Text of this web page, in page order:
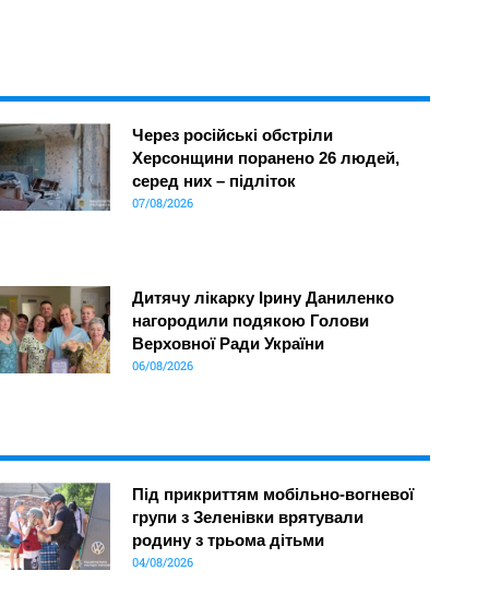
Через російські обстріли
Херсонщини поранено 26 людей,
серед них – підліток
07/08/2026
Дитячу лікарку Ірину Даниленко
нагородили подякою Голови
Верховної Ради України
06/08/2026
Під прикриттям мобільно-вогневої
групи з Зеленівки врятували
родину з трьома дітьми
04/08/2026